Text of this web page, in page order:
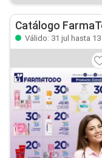
Catálogo
Válido: 31 jul hasta